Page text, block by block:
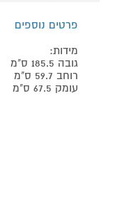
פרטים נוספים
מידות:
גובה 185.5 ס"מ
רוחב 59.7 ס"מ
עומק 67.5 ס"מ